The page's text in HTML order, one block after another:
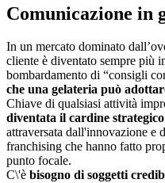
Comunicazione in
In un mercato dominato
cliente è diventato sempre più
bombardamento di “consigli
che una gelateria può
Chiave di qualsiasi attività
diventata il cardine strategico
attraversata dall'innovazione e
franchising che hanno fatto
punto focale.
C\'è bisogno di soggetti